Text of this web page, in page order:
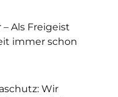
Als Freigeist
immer schon
Wir